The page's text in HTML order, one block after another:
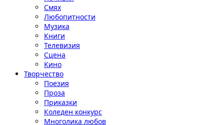
Смях
Любопитности
Музика
Книги
Телевизия
Сцена
Кино
Творчество
Поезия
Проза
Приказки
Коледен конкурс
Многолика любов